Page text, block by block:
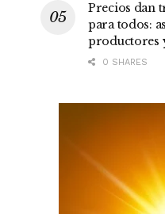
Precios dan
para todos:
productores
0 SHARES